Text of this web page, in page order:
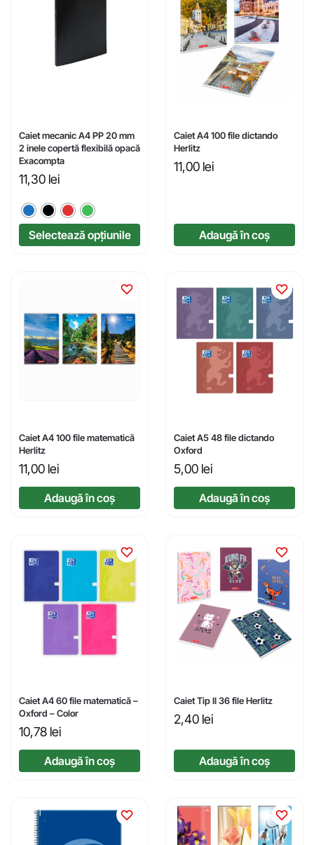
Caiet mecanic A4 PP 20 mm
2 inele copertă flexibilă opacă
Exacompta
11,30 lei
Selectează opțiunile
Caiet A4 100 file dictando
Herlitz
11,00 lei
Adaugă în coș
Caiet A4 100 file matematică
Herlitz
11,00 lei
Adaugă în coș
Caiet A5 48 file dictando
Oxford
5,00 lei
Adaugă în coș
Caiet A4 60 file matematică –
Oxford – Color
10,78 lei
Adaugă în coș
Caiet Tip II 36 file Herlitz
2,40 lei
Adaugă în coș